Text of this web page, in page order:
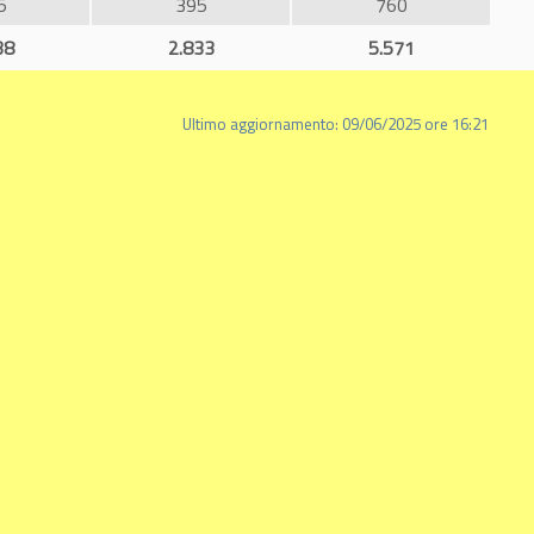
2.833 5.571
Ultimo aggiornamento: 09/06/2025 ore 16:21